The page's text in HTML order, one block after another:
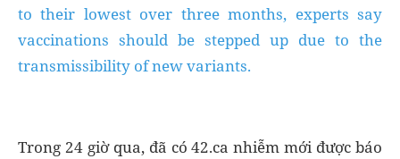
to their lowest over three months, experts say
vaccinations should be stepped up due to the
transmissibility of new variants.
Trong 24 giờ qua, đã có 42.ca nhiễm mới được báo